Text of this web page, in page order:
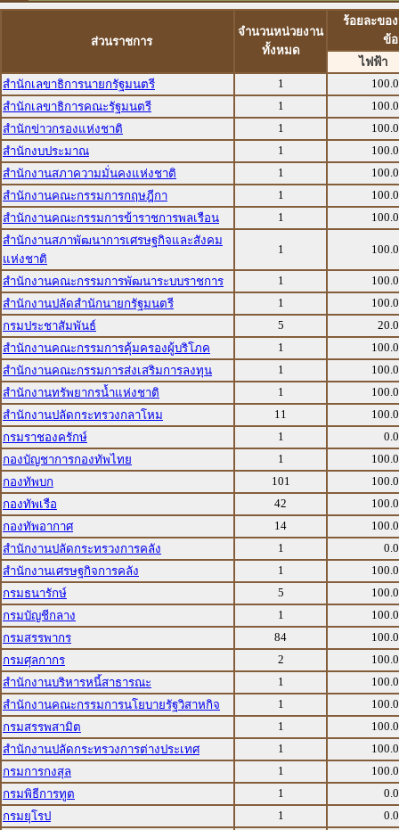
ส่วนราชการ
จำนวนหน่วยงาน
ทั้งหมด
ร้อยละขอ
ข้
ไฟฟ้า
สำนักเลขาธิการนายกรัฐมนตรี
1
สำนักเลขาธิการคณะรัฐมนตรี
1
สำนักข่าวกรองแห่งชาติ
1
สำนักงบประมาณ
1
สำนักงานสภาความมั่นคงแห่งชาติ
1
สำนักงานคณะกรรมการกฤษฎีกา
1
สำนักงานคณะกรรมการข้าราชการพลเรือน
1
สำนักงานสภาพัฒนาการเศรษฐกิจและสังคม
แห่งชาติ
1
สำนักงานคณะกรรมการพัฒนาระบบราชการ 1
สำนักงานปลัดสำนักนายกรัฐมนตรี
1
กรมประชาสัมพันธ์
5
สำนักงานคณะกรรมการคุ้มครองผู้บริโภค
1
สำนักงานคณะกรรมการส่งเสริมการลงทุน
1
สำนักงานทรัพยากรน้ำแห่งชาติ
1
สำนักงานปลัดกระทรวงกลาโหม
11
กรมราชองครักษ์
1
กองบัญชาการกองทัพไทย
1
กองทัพบก
101
กองทัพเรือ
42
กองทัพอากาศ
14
สำนักงานปลัดกระทรวงการคลัง
1
สำนักงานเศรษฐกิจการคลัง
1
กรมธนารักษ์
5
กรมบัญชีกลาง
1
กรมสรรพากร
84
กรมศุลกากร
2
สำนักงานบริหารหนี้สาธารณะ
1
สำนักงานคณะกรรมการนโยบายรัฐวิสาหกิจ
1
กรมสรรพสามิต
1
สำนักงานปลัดกระทรวงการต่างประเทศ
1
กรมการกงสุล
1
กรมพิธีการทูต
1
กรมยุโรป
1